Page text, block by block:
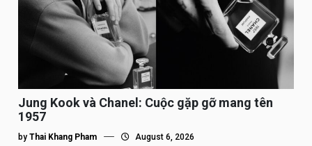
Jung Kook và Chanel: Cuộc gặp gỡ mang tên
1957
by Thai Khang Pham August 6, 2026